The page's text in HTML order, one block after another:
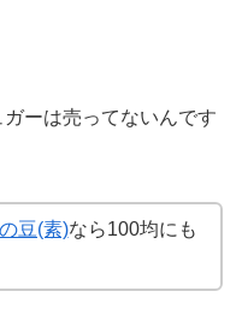
ーは売ってないんです
豆(素)なら100均にも